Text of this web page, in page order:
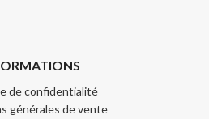
de confidentialité
générales de vente